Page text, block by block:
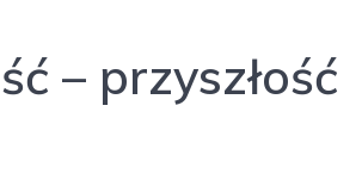
– przyszłość